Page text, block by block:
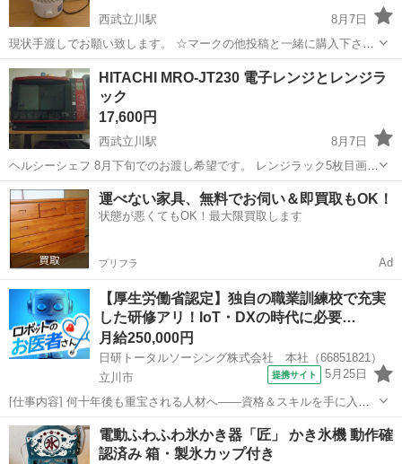
西武立川駅
8月7日
現状手渡しでお願い致します。 ☆マークの他投稿と一緒に購入下され
ば半額で差し上げます。 受渡しに関して 📍場所：ｾﾌﾞﾝｲﾚﾌﾞﾝ松中団地
北店を希望 📆日時：最初にご希望日時を添えてお問い合わせくださ
い。
東京 立川市 サーキュレーター
HITACHI MRO-JT230 電子レンジとレンジラ
ック
17,600円
西武立川駅
8月7日
ヘルシーシェフ 8月下旬でのお渡し希望です。 レンジラック5枚目画像
のホルダーは引っ掛けるだけで外れやすいので注意が必要です。 セブ
ンイレブン松中団地北店近くの家前にて、現状手渡しでお願い致しま
す。
東京 立川市 西武立川駅 キッチン家電
運べない家具、無料でお伺い＆即買取もOK！
状態が悪くてもOK！最大限買取します
プリフラ Ad
【厚生労働省認定】独自の職業訓練校で充実
した研修アリ！IoT・DXの時代に必要…
月給250,000円
日研トータルソーシング株式会社 本社（66851821）
立川市
提携サイト 5月25日
[仕事内容] 何十年後も重宝される人材へ――資格＆スキルを手に入れ
て、安定したキャリアを築きませんか？将来性の高い業界・職種でロ
ボットや機械の「お医者さん」として安定した収入やポジションを
GETするチャンスです！ ★専門性...
東京 立川市 工場
電動ふわふわ氷かき器「匠」 かき氷機 動作確
認済み 箱・製氷カップ付き